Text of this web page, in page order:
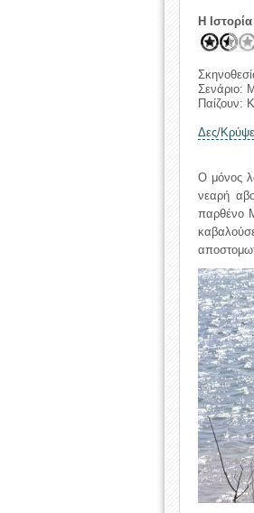
Η
Σενάριο:
Παίζουν:
Δες/
Ο μόνος
νεαρή
παρθένο